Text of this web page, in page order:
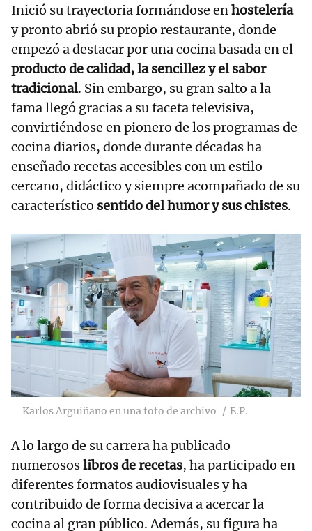
Inició su trayectoria formándose enhostelería
y pronto abrió su propio restaurante, donde
empezó a destacar por una cocina basada en el
producto de calidad, la sencillez y el sabor
tradicional. Sin embargo, su gran salto a la
fama llegó gracias a su faceta televisiva,
convirtiéndose en pionero de los programas de
cocina diarios, donde durante décadas ha
enseñado recetas accesibles con un estilo
cercano, didáctico y siempre acompañado de su
característico sentido del humor y sus chistes.
Karlos Arguiñano en una foto de archivo E.P.
A lo largo de su carrera ha publicado
numerososlibros de recetas, ha participado en
diferentes formatos audiovisuales y ha
contribuido de forma decisiva a acercar la
cocina al gran público. Además, su figura ha